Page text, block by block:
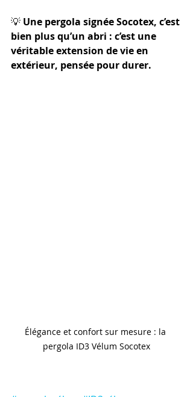
💡 Une pergola signée Socotex, c’est
bien plus qu’un abri : c’est une
véritable extension de vie en
extérieur, pensée pour durer.
Élégance et confort sur mesure : la
pergola ID3 Vélum Socotex